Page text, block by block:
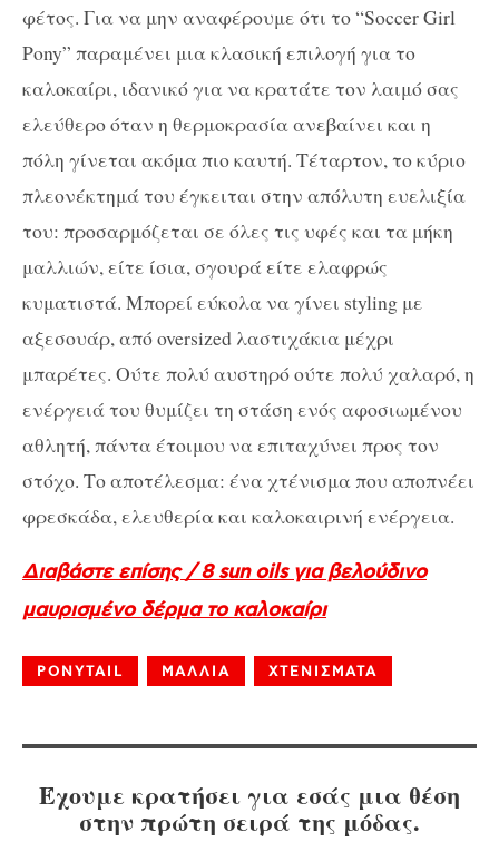
φέτος. Για να μην αναφέρουμε ότι το “Soccer Girl
Pony” παραμένει μια κλασική επιλογή για το
καλοκαίρι, ιδανικό για να κρατάτε τον λαιμό σας
ελεύθερο όταν η θερμοκρασία ανεβαίνει και η
πόλη γίνεται ακόμα πιο καυτή. Τέταρτον, το κύριο
πλεονέκτημά του έγκειται στην απόλυτη ευελιξία
του: προσαρμόζεται σε όλες τις υφές και τα μήκη
μαλλιών, είτε ίσια, σγουρά είτε ελαφρώς
κυματιστά. Μπορεί εύκολα να γίνει styling με
αξεσουάρ, από oversized λαστιχάκια μέχρι
μπαρέτες. Ούτε πολύ αυστηρό ούτε πολύ χαλαρό, η
ενέργειά του θυμίζει τη στάση ενός αφοσιωμένου
αθλητή, πάντα έτοιμου να επιταχύνει προς τον
στόχο. Το αποτέλεσμα: ένα χτένισμα που αποπνέει
φρεσκάδα, ελευθερία και καλοκαιρινή ενέργεια.
Διαβάστε επίσης / 8 sun oils για βελούδινο
μαυρισμένο δέρμα το καλοκαίρι
PONYTAIL ΜΑΛΛΙΑ ΧΤΕΝΙΣΜΑΤΑ
Έχουμε κρατήσει για εσάς μια θέση
στην πρώτη σειρά της μόδας.